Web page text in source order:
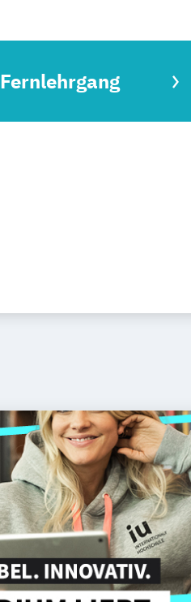
Fernlehrgang